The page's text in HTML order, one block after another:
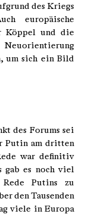
des Kriegs
europäische
Köppel und die
um sich ein Bild
des Forums sei
Putin am dritten
war definitiv
gab es noch viel
Putins zu
den Tausenden
viele in Europa